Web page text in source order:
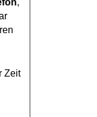
Zeit